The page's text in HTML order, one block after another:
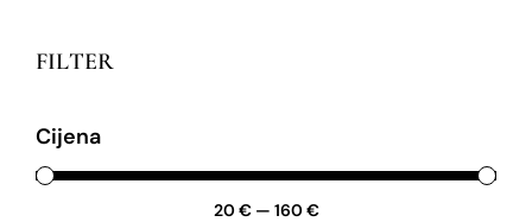
FILTER
Cijena
20 €— 160 €